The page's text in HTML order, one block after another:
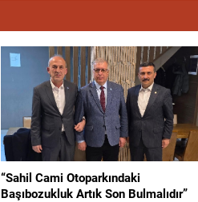
“Sahil Cami Otoparkındaki
Başıbozukluk Artık Son Bulmalıdır”